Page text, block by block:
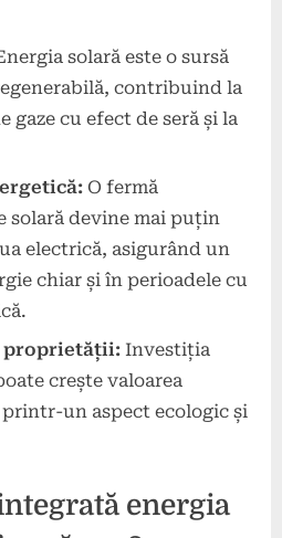
solară este o sursă
contribuind la
gaze cu efect de seră și la
O fermă
solară devine mai puțin
electrică, asigurând un
chiar și în perioadele cu
proprietății: Investiția
crește valoarea
un aspect ecologic și
energia